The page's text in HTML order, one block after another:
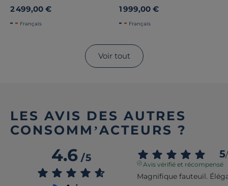
2 499,00 €
Français
1 999,00 €
Français
Voir tout
LES AVIS DES AUTRES
CONSOMM’ACTEURS ?
4.6/5 5/
Avis vérifié et récompensé
Magnifique fauteuil.